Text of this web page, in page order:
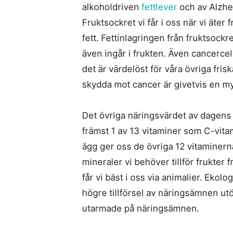
alkoholdriven fettlever och av
Fruktsockret vi får i oss när vi äter
fett. Fettinlagringen från
även ingår i frukten. Även
det är värdelöst för våra övriga
skydda mot cancer är givetvis en
Det övriga näringsvärdet av
främst 1 av 13 vitaminer som C-
ägg ger oss de övriga 12
mineraler vi behöver tillför frukter
får vi bäst i oss via animalier.
högre tillförsel av näringsämnen
utarmade på näringsämnen.